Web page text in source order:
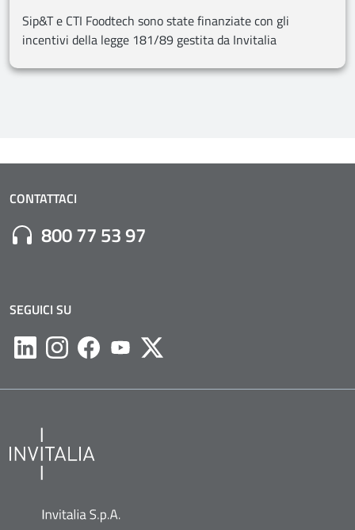
Sip&T e CTI Foodtech sono state finanziate con gli
incentivi della legge 181/89 gestita da Invitalia
CONTATTACI
Numero di Telefono:
800 77 53 97
SEGUICI SU
LikedinInstagramFacebookYoutubeTwitter